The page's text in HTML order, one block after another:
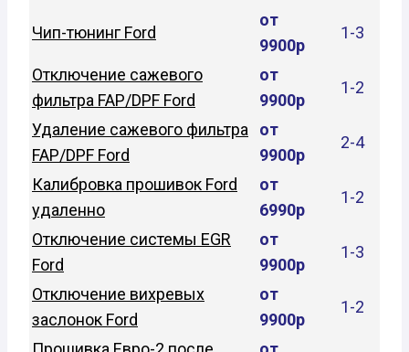
Чип-тюнинг Ford
от
9900р
1-3
Отключение сажевого
фильтра FAP/DPF Ford
от
9900р
1-2
Удаление сажевого фильтра
FAP/DPF Ford
от
9900р
2-4
Калибровка прошивок Ford
удаленно
от
6990р
1-2
Отключение системы EGR
Ford
от
9900р
1-3
Отключение вихревых
заслонок Ford
от
9900р
1-2